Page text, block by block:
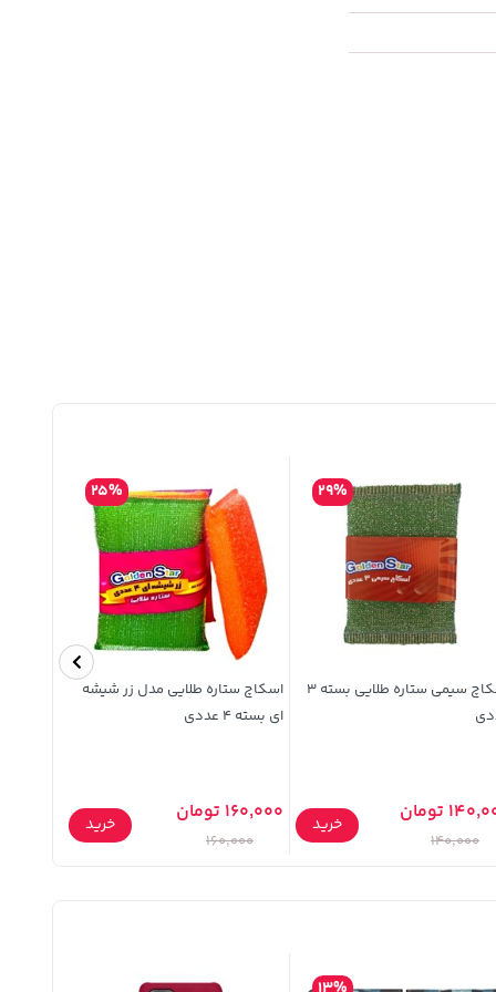
اسکاچ سیمی ستاره طلایی بسته 3
29%
تومان
140,000
خرید
اسکاچ ستاره طلایی مدل زر شیشه
ای بسته 4 عددی
25%
160,000 تومان
160,000
خرید